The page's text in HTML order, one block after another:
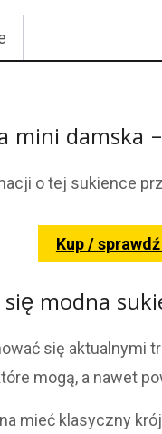
mini damska
o tej sukience
Kup /
modna
się aktualnymi
mogą, a nawet
mieć klasyczny